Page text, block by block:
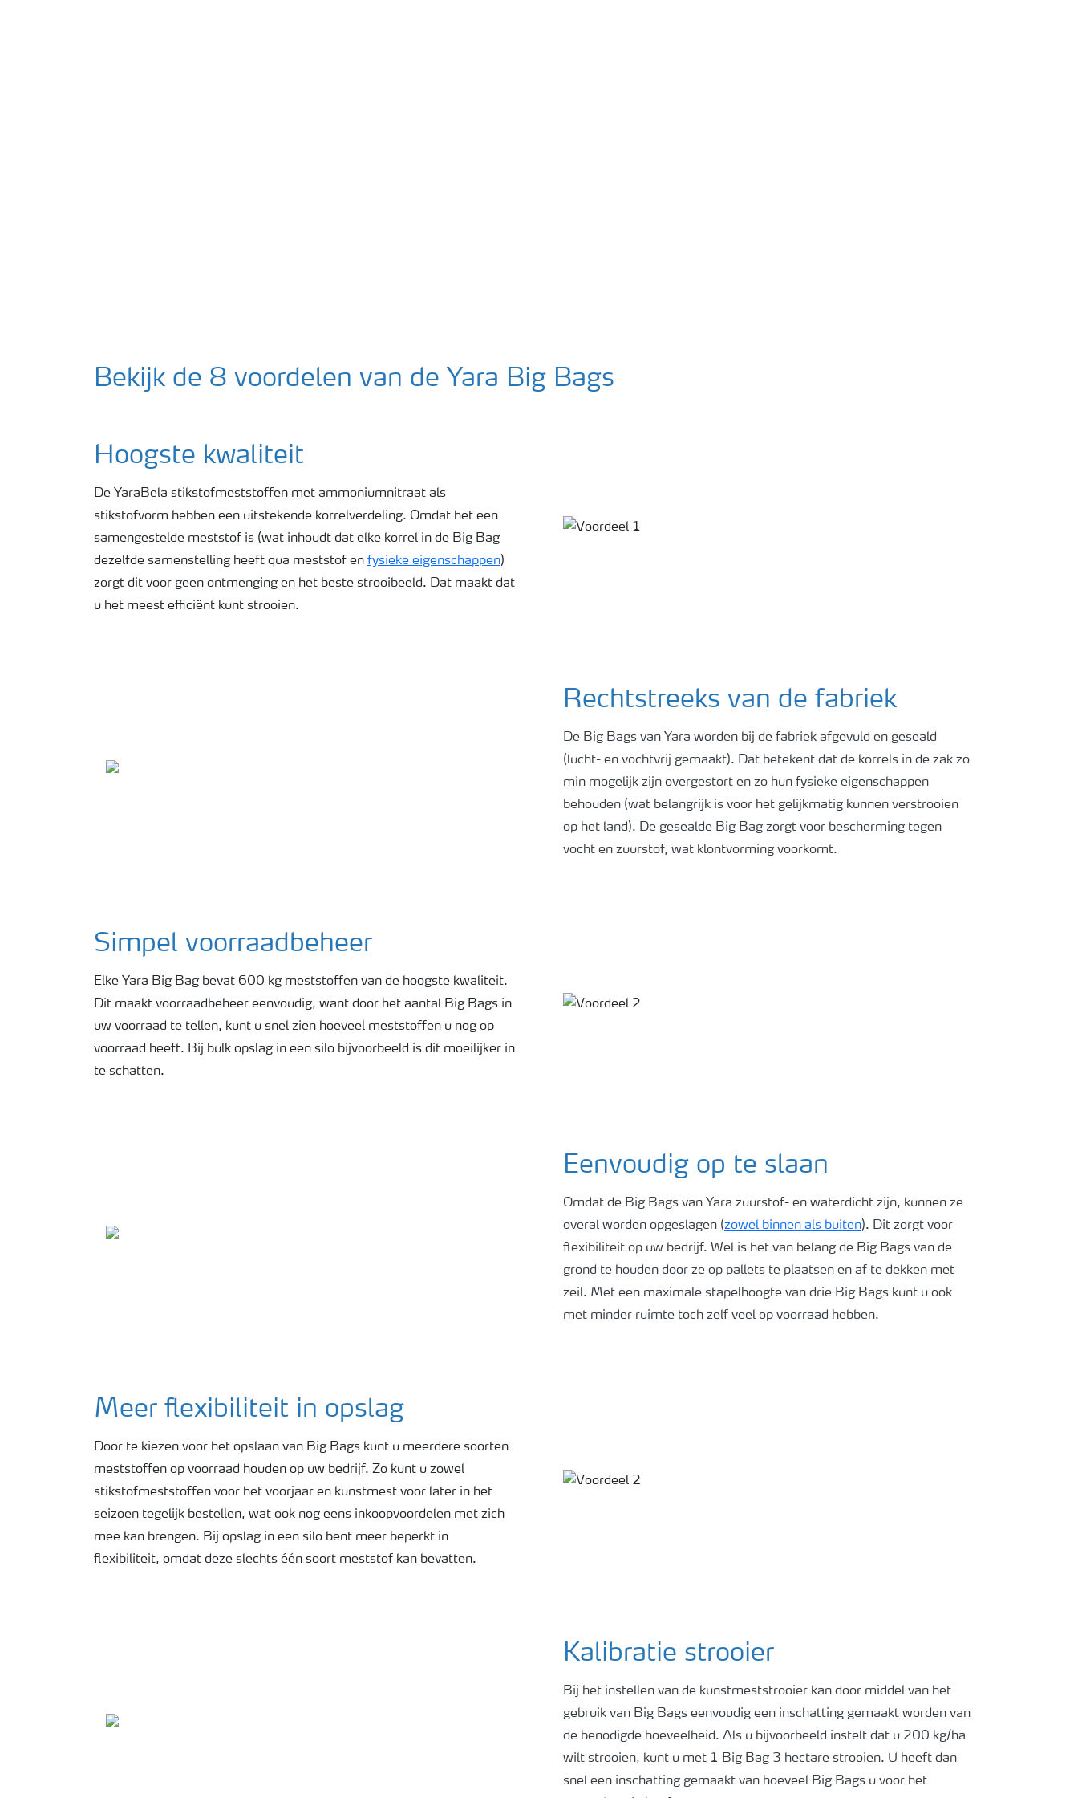
Bekijk de 8 voordelen van de Yara Big Bags
Hoogste kwaliteit
De YaraBela stikstofmeststoffen met ammoniumnitraat als
stikstofvorm hebben een uitstekende korrelverdeling. Omdat het een
samengestelde meststof is (wat inhoudt dat elke korrel in de Big Bag
dezelfde samenstelling heeft qua meststof en fysieke eigenschappen)
zorgt dit voor geen ontmenging en het beste strooibeeld. Dat maakt dat
u het meest efficiënt kunt strooien.
Rechtstreeks van de fabriek
De Big Bags van Yara worden bij de fabriek afgevuld en geseald
(lucht- en vochtvrij gemaakt). Dat betekent dat de korrels in de zak zo
min mogelijk zijn overgestort en zo hun fysieke eigenschappen
behouden (wat belangrijk is voor het gelijkmatig kunnen verstrooien
op het land). De gesealde Big Bag zorgt voor bescherming tegen
vocht en zuurstof, wat klontvorming voorkomt.
Simpel voorraadbeheer
Elke Yara Big Bag bevat 600 kg meststoffen van de hoogste kwaliteit.
Dit maakt voorraadbeheer eenvoudig, want door het aantal Big Bags in
uw voorraad te tellen, kunt u snel zien hoeveel meststoffen u nog op
voorraad heeft. Bij bulk opslag in een silo bijvoorbeeld is dit moeilijker in
te schatten.
Eenvoudig op te slaan
Omdat de Big Bags van Yara zuurstof- en waterdicht zijn, kunnen ze
overal worden opgeslagen (zowel binnen als buiten). Dit zorgt voor
flexibiliteit op uw bedrijf. Wel is het van belang de Big Bags van de
grond te houden door ze op pallets te plaatsen en af te dekken met
zeil. Met een maximale stapelhoogte van drie Big Bags kunt u ook
met minder ruimte toch zelf veel op voorraad hebben.
Meer flexibiliteit in opslag
Door te kiezen voor het opslaan van Big Bags kunt u meerdere soorten
meststoffen op voorraad houden op uw bedrijf. Zo kunt u zowel
stikstofmeststoffen voor het voorjaar en kunstmest voor later in het
seizoen tegelijk bestellen, wat ook nog eens inkoopvoordelen met zich
mee kan brengen. Bij opslag in een silo bent meer beperkt in
flexibiliteit, omdat deze slechts één soort meststof kan bevatten.
Kalibratie strooier
Bij het instellen van de kunstmeststrooier kan door middel van het
gebruik van Big Bags eenvoudig een inschatting gemaakt worden van
de benodigde hoeveelheid. Als u bijvoorbeeld instelt dat u 200 kg/ha
wilt strooien, kunt u met 1 Big Bag 3 hectare strooien. U heeft dan
snel een inschatting gemaakt van hoeveel Big Bags u voor het